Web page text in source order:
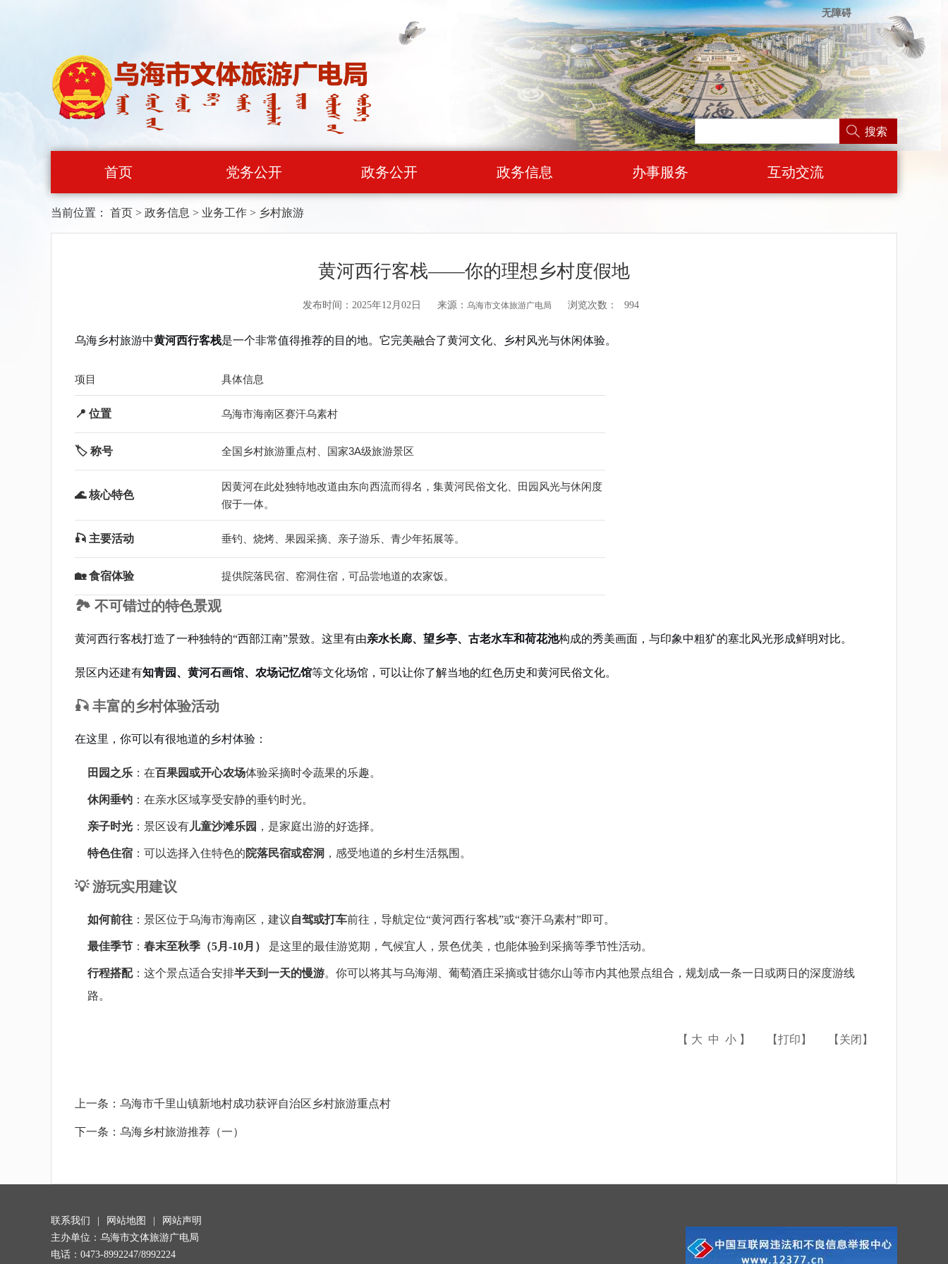
无障碍
搜索
首页 党务公开 政务公开 政务信息 办事服务 互动交流
当前位置： 首页 > 政务信息 > 业务工作 > 乡村旅游
黄河西行客栈——你的理想乡村度假地
发布时间：2025年12月02日 来源： 乌海市文体旅游广电局 浏览次数： 994
乌海乡村旅游中黄河西行客栈是一个非常值得推荐的目的地。它完美融合了黄河文化、乡村风光与休闲体验。
项目 具体信息
📍 位置 乌海市海南区赛汗乌素村
🏷️ 称号 全国乡村旅游重点村、国家3A级旅游景区
🌊 核心特色
因黄河在此处独特地改道由东向西流而得名，集黄河民俗文化、田园风光与休闲度
假于一体。
🎣 主要活动 垂钓、烧烤、果园采摘、亲子游乐、青少年拓展等。
🏡 食宿体验 提供院落民宿、窑洞住宿，可品尝地道的农家饭。
🏞️ 不可错过的特色景观
黄河西行客栈打造了一种独特的“西部江南”景致。这里有由亲水长廊、望乡亭、古老水车和荷花池构成的秀美画面，与印象中粗犷的塞北风光形成鲜明对比。
景区内还建有知青园、黄河石画馆、农场记忆馆等文化场馆，可以让你了解当地的红色历史和黄河民俗文化。
🎣 丰富的乡村体验活动
在这里，你可以有很地道的乡村体验：
田园之乐 ：在百果园或开心农场体验采摘时令蔬果的乐趣。
休闲垂钓 ：在亲水区域享受安静的垂钓时光。
亲子时光 ：景区设有儿童沙滩乐园 ，是家庭出游的好选择。
特色住宿 ：可以选择入住特色的院落民宿或窑洞 ，感受地道的乡村生活氛围。
💡 游玩实用建议
如何前往 ：景区位于乌海市海南区，建议自驾或打车前往，导航定位“黄河西行客栈”或“赛汗乌素村”即可。
最佳季节 ： 春末至秋季（5月-10月） 是这里的最佳游览期，气候宜人，景色优美，也能体验到采摘等季节性活动。
行程搭配：这个景点适合安排半天到一天的慢游。你可以将其与乌海湖、葡萄酒庄采摘或甘德尔山等市内其他景点组合，规划成一条一日或两日的深度游线
路。
【 大 中 小 】 【打印 】 【 关闭 】
上一条： 乌海市千里山镇新地村成功获评自治区乡村旅游重点村
下一条： 乌海乡村旅游推荐（一）
联系我们 网站地图
网站声明
主办单位：乌海市文体旅游广电局
电话：0473-8992247/8992224